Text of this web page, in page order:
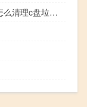
怎么清理c盘垃圾文件（怎么清理c盘垃圾）